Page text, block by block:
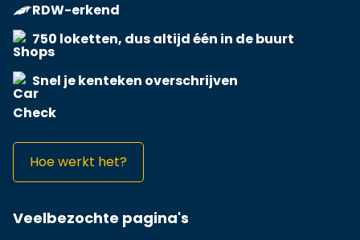
RDW-erkend
750 loketten, dus altijd één in de buurt
Snel je kenteken overschrijven
Hoe werkt het?
Veelbezochte pagina's